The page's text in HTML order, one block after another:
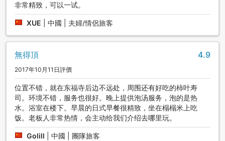
非常精致，可以一试。
XUE 中國 | 夫婦/情侶旅客
無得頂 4.9
2017年10月11日評價
位置不错，就在东福寺后边不远处，周围还有好吃的柿叶寿
司。环境不错，服务也很好。晚上提供泡汤服务，泡的是热
水。浴室在楼下。早晨的日式早餐很精致，坐在榻榻米上吃
饭。老板人非常热情，会主动给我们介绍去哪里玩。
Golill 中國 | 團隊旅客